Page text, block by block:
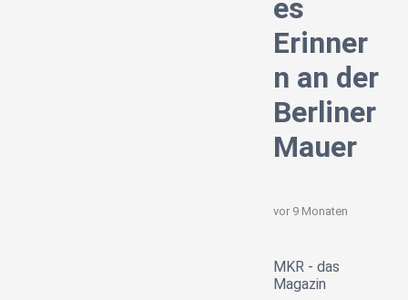
es
Erinner
n an der
Berliner
Mauer
vor 9 Monaten
MKR - das
Magazin